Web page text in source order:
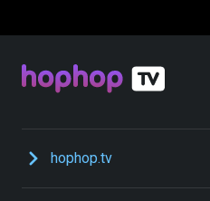
hophop.tv